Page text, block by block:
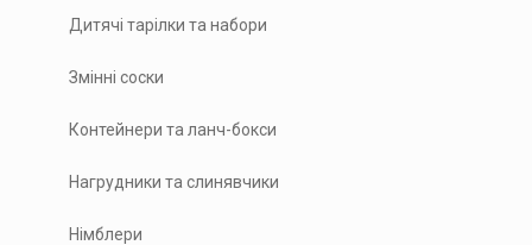
Дитячі тарілки та набори
Змінні соски
Контейнери та ланч-бокси
Нагрудники та слинявчики
Німблери